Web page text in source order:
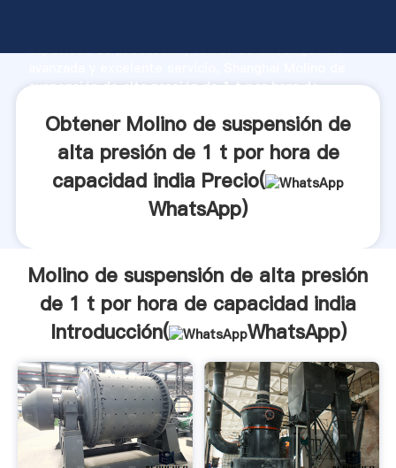
capacidad de producción, fuerza de investigación
suspensión de alta presión de 1 t por hora de
valores a todos los clientes.
Obtener Molino de suspensión de
alta presión de 1 t por hora de
capacidad india Precio(
WhatsApp)
Molino de suspensión de alta presión
de 1 t por hora de capacidad india
Introducción(
WhatsApp)